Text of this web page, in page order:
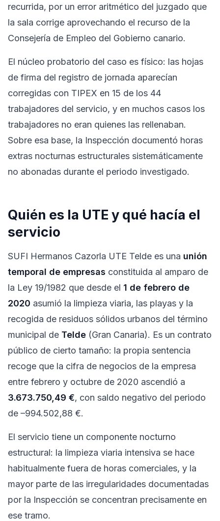
recurrida, por un error aritmético del juzgado que
la sala corrige aprovechando el recurso de la
Consejería de Empleo del Gobierno canario.
El núcleo probatorio del caso es físico: las hojas
de firma del registro de jornada aparecían
corregidas con TIPEX en 15 de los 44
trabajadores del servicio, y en muchos casos los
trabajadores no eran quienes las rellenaban.
Sobre esa base, la Inspección documentó horas
extras nocturnas estructurales sistemáticamente
no abonadas durante el periodo investigado.
Quién es la UTE y qué hacía el
servicio
SUFI Hermanos Cazorla UTE Telde es una unión
temporal de empresas constituida al amparo de
la Ley 19/1982 que desde el 1 de febrero de
2020 asumió la limpieza viaria, las playas y la
recogida de residuos sólidos urbanos del término
municipal de Telde (Gran Canaria). Es un contrato
público de cierto tamaño: la propia sentencia
recoge que la cifra de negocios de la empresa
entre febrero y octubre de 2020 ascendió a
3.673.750,49 €, con saldo negativo del periodo
de –994.502,88 €.
El servicio tiene un componente nocturno
estructural: la limpieza viaria intensiva se hace
habitualmente fuera de horas comerciales, y la
mayor parte de las irregularidades documentadas
por la Inspección se concentran precisamente en
ese tramo.